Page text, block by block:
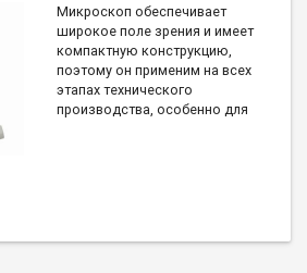
Микроскоп обеспечивает
широкое поле зрения и имеет
компактную конструкцию,
поэтому он применим на всех
этапах технического
производства, особенно для